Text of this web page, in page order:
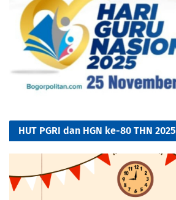
HUT PGRI dan HGN ke-80 THN 2025